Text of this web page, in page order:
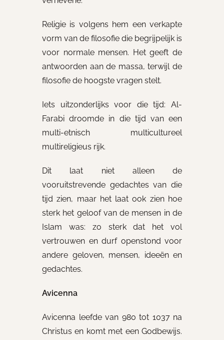
Religie is volgens hem een verkapte
vorm van de filosofie die begrijpelijk is
voor normale mensen. Het geeft de
antwoorden aan de massa, terwijl de
filosofie de hoogste vragen stelt.
Iets uitzonderlijks voor die tijd: Al-
Farabi droomde in die tijd van een
multi-etnisch multicultureel
multireligieus rijk.
Dit laat niet alleen de
vooruitstrevende gedachtes van die
tijd zien, maar het laat ook zien hoe
sterk het geloof van de mensen in de
Islam was: zo sterk dat het vol
vertrouwen en durf openstond voor
andere geloven, mensen, ideeën en
gedachtes.
Avicenna
Avicenna leefde van 980 tot 1037 na
Christus en komt met een Godbewijs.